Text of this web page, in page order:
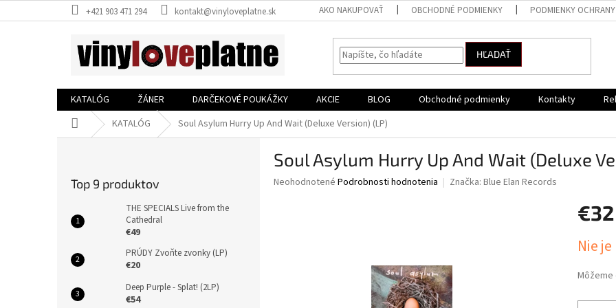
na
+421 903 471 294 kontakt@vinyloveplatne.sk AKO NAKUPOVAŤ OBCHODNÉ PODMIENKY PODMIENKY OCHRANY
HĽADAŤ
KATALÓG ŽÁNER DARČEKOVÉ POUKÁŽKY AKCIE BLOG Obchodné podmienky Kontakty
DomovKATALÓG Soul Asylum Hurry Up And Wait (Deluxe Version) (LP)
Top 9 produktov
THE SPECIALS Live from the
Cathedral
€49
PRÚDY Zvoňte zvonky (LP)
€20
Deep Purple - Splat! (2LP)
€54
Soul Asylum Hurry Up And Wait (Deluxe
Priemerné
Neohodnotené Podrobnosti hodnotenia Značka: Blue Elan Records
€32
cena:
Nie